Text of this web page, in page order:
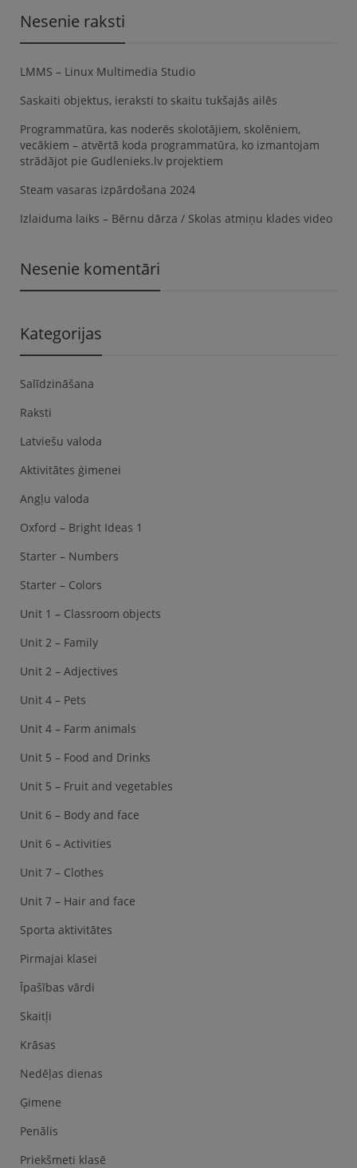
Nesenie raksti
LMMS – Linux Multimedia Studio
Saskaiti objektus, ieraksti to skaitu tukšajās ailēs
Programmatūra, kas noderēs skolotājiem, skolēniem,
vecākiem – atvērtā koda programmatūra, ko izmantojam
strādājot pie Gudlenieks.lv projektiem
Steam vasaras izpārdošana 2024
Izlaiduma laiks – Bērnu dārza / Skolas atmiņu klades video
Nesenie komentāri
Kategorijas
Salīdzināšana
Raksti
Latviešu valoda
Aktivitātes ģimenei
Angļu valoda
Oxford – Bright Ideas 1
Starter – Numbers
Starter – Colors
Unit 1 – Classroom objects
Unit 2 – Family
Unit 2 – Adjectives
Unit 4 – Pets
Unit 4 – Farm animals
Unit 5 – Food and Drinks
Unit 5 – Fruit and vegetables
Unit 6 – Body and face
Unit 6 – Activities
Unit 7 – Clothes
Unit 7 – Hair and face
Sporta aktivitātes
Pirmajai klasei
Īpašības vārdi
Skaitļi
Krāsas
Nedēļas dienas
Ģimene
Penālis
Priekšmeti klasē